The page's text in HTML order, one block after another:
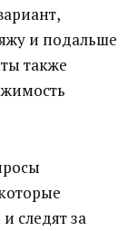
и подальше
также
следят за